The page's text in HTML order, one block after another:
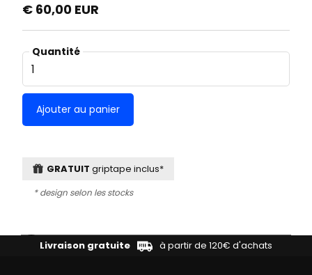
€ 60,00 EUR
Quantité
GRATUIT griptape inclus*
* design selon les stocks
Livraison gratuite à partir de 120€ d'achats